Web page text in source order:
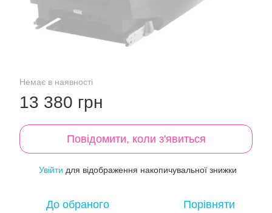
Немає в наявності
13 380 грн
Повідомити, коли з'явиться
Увійти для відображення накопичувальної знижки
До обраного Порівняти